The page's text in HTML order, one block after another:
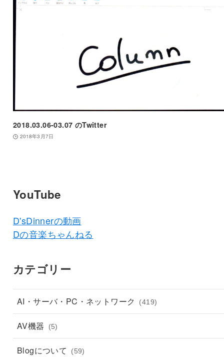
2018.03.06-03.07 のTwitter
2018年3月7日
YouTube
D'sDinnerの動画
Dの音楽ちゃんねる
カテゴリー
AI・サーバ・PC・ネットワーク (419)
AV機器 (5)
Blogについて (59)